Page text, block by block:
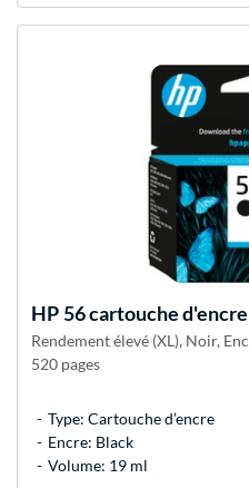
HP56 cartouche
Rendement élevé (XL), Noir,
520 pages
Type: Cartouche d’encre
Encre: Black
Volume: 19 ml